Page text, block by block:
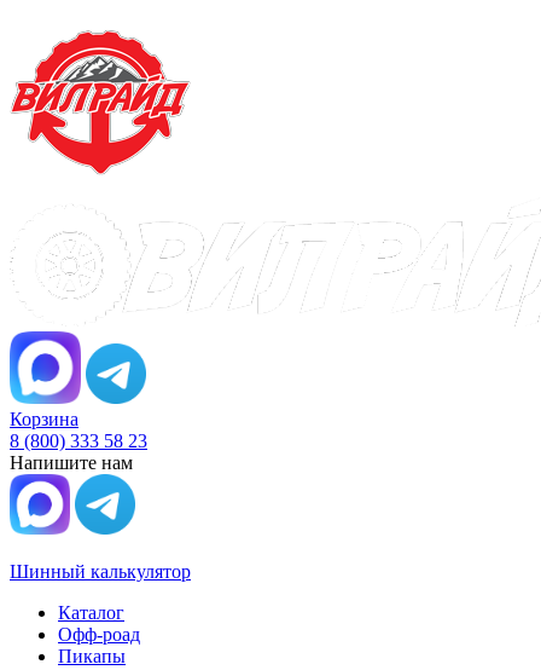
Корзина
8 (800) 333 58 23
Напишите нам
Шинный калькулятор
Каталог
Офф-роад
Пикапы